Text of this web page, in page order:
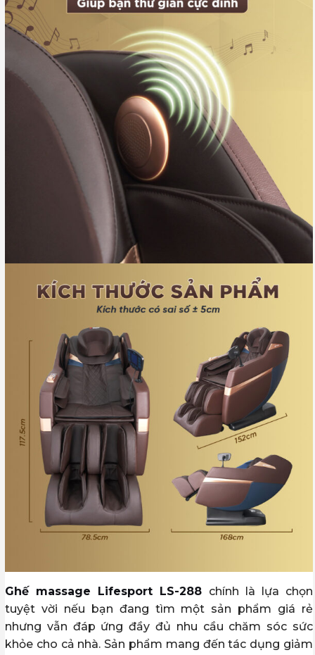
Ghế massage Lifesport LS-288 chính là lựa chọn
tuyệt vời nếu bạn đang tìm một sản phẩm giá rẻ
nhưng vẫn đáp ứng đầy đủ nhu cầu chăm sóc sức
khỏe cho cả nhà. Sản phẩm mang đến tác dụng giảm